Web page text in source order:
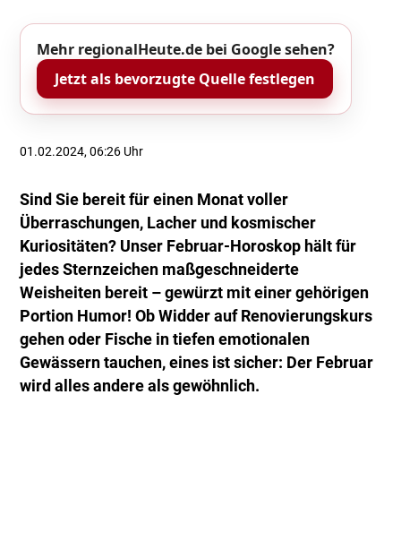
Mehr regionalHeute.de bei Google sehen?
Jetzt als bevorzugte Quelle festlegen
01.02.2024, 06:26 Uhr
Sind Sie bereit für einen Monat voller
Überraschungen, Lacher und kosmischer
Kuriositäten? Unser Februar-Horoskop hält für
jedes Sternzeichen maßgeschneiderte
Weisheiten bereit – gewürzt mit einer gehörigen
Portion Humor! Ob Widder auf Renovierungskurs
gehen oder Fische in tiefen emotionalen
Gewässern tauchen, eines ist sicher: Der Februar
wird alles andere als gewöhnlich.